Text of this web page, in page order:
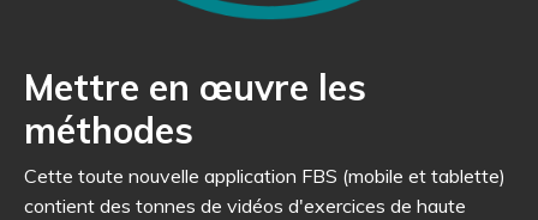
Mettre en œuvre les
méthodes
Cette toute nouvelle application FBS (mobile et tablette)
contient des tonnes de vidéos d'exercices de haute